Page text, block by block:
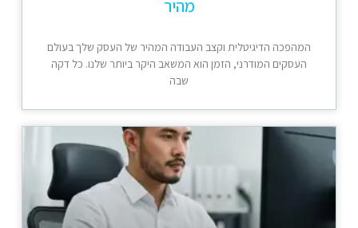
מהיר
המהפכה הדיגיטלית וקצב העבודה המהיר של העסק שלך בעולם
העסקים המודרני, הזמן הוא המשאב היקר ביותר שלנו. כל דקה
שבה